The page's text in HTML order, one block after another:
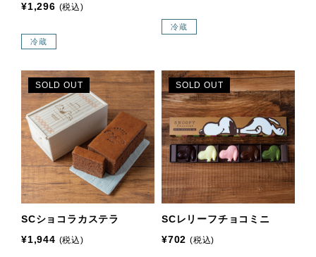
¥1,296 (税込)
冷蔵
冷蔵
SOLD OUT
SCショコラカステラ
¥1,944 (税込)
SOLD OUT
SCレリーフチョコミニ
¥702 (税込)